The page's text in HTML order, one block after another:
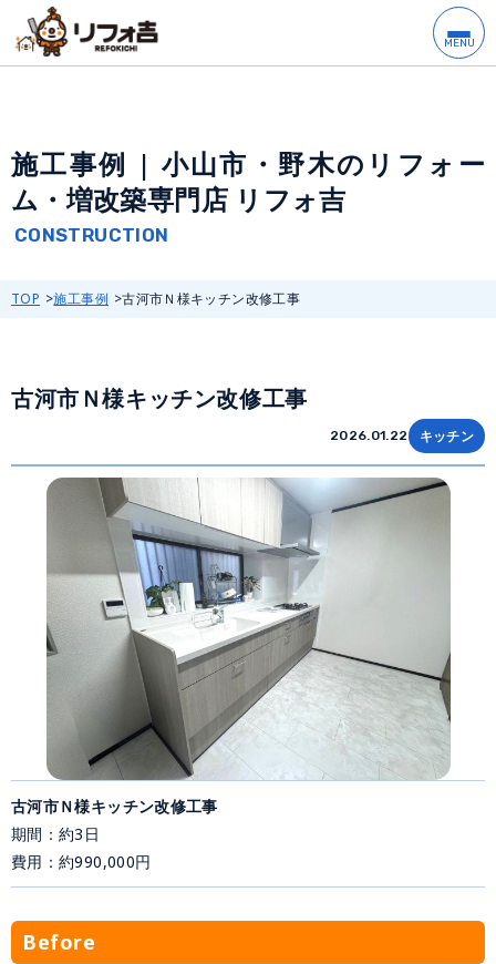
施工事例 | 小山市・野木のリフォー
ム・増改築専門店 リフォ吉
TOP 施工事例 古河市Ｎ様キッチン改修工事
古河市Ｎ様キッチン改修工事
2026.01.22 キッチン
古河市Ｎ様キッチン改修工事
期間：約3日
費用：約990,000円
Before